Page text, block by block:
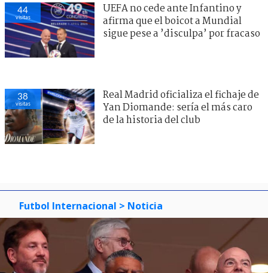
44
visitas
UEFA no cede ante Infantino y
afirma que el boicot a Mundial
sigue pese a ’disculpa’ por fracaso
38
visitas
Real Madrid oficializa el fichaje de
Yan Diomande: sería el más caro
de la historia del club
Futbol Internacional > Noticia